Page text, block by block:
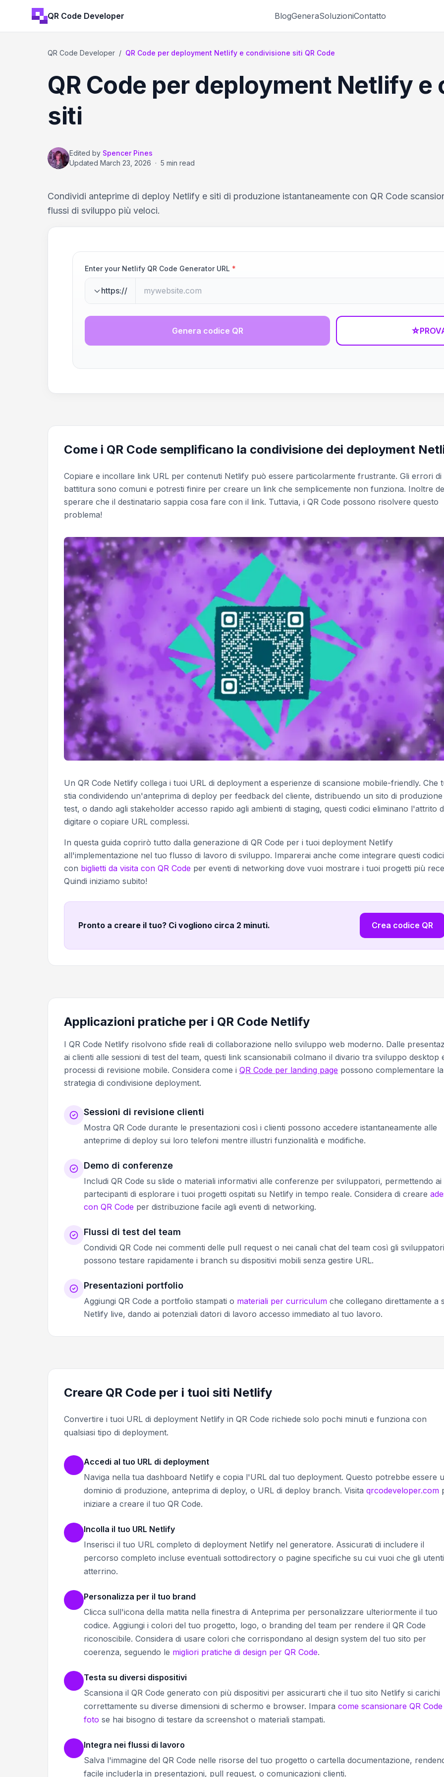
QR Code Developer BlogGeneraSoluzioniContatto
QR Code Developer / QR Code per deployment Netlify e condivisione siti QR Code
QR Code per deployment Netlify
siti
Edited by Spencer Pines
Updated March 23, 2026 · 5 min read
Condividi anteprime di deploy Netlify e siti di produzione istantaneamente con QR Code
flussi di sviluppo più veloci.
Enter your Netlify QR Code Generator URL *
https://
Genera codice QR ☆
Come i QR Code semplificano la condivisione dei deployment
Copiare e incollare link URL per contenuti Netlify può essere particolarmente frustrante. Gli errori di
battitura sono comuni e potresti finire per creare un link che semplicemente non funziona. Inoltre
sperare che il destinatario sappia cosa fare con il link. Tuttavia, i QR Code possono risolvere questo
problema!
Un QR Code Netlify collega i tuoi URL di deployment a esperienze di scansione mobile-friendly. Che
stia condividendo un'anteprima di deploy per feedback del cliente, distribuendo un sito di
test, o dando agli stakeholder accesso rapido agli ambienti di staging, questi codici eliminano l'attrito
digitare o copiare URL complessi.
In questa guida coprirò tutto dalla generazione di QR Code per i tuoi deployment Netlify
all'implementazione nel tuo flusso di lavoro di sviluppo. Imparerai anche come integrare questi codici
con biglietti da visita con QR Code per eventi di networking dove vuoi mostrare i tuoi progetti più
Quindi iniziamo subito!
Pronto a creare il tuo? Ci vogliono circa 2 minuti. Crea codice QR
Applicazioni pratiche per i QR Code Netlify
I QR Code Netlify risolvono sfide reali di collaborazione nello sviluppo web moderno. Dalle
ai clienti alle sessioni di test del team, questi link scansionabili colmano il divario tra sviluppo desktop
processi di revisione mobile. Considera come i QR Code per landing page possono complementare
strategia di condivisione deployment.
Sessioni di revisione clienti
Mostra QR Code durante le presentazioni così i clienti possono accedere istantaneamente alle
anteprime di deploy sui loro telefoni mentre illustri funzionalità e modifiche.
Demo di conferenze
Includi QR Code su slide o materiali informativi alle conferenze per sviluppatori, permettendo ai
partecipanti di esplorare i tuoi progetti ospitati su Netlify in tempo reale. Considera di creare
con QR Code per distribuzione facile agli eventi di networking.
Flussi di test del team
Condividi QR Code nei commenti delle pull request o nei canali chat del team così gli sviluppatori
possono testare rapidamente i branch su dispositivi mobili senza gestire URL.
Presentazioni portfolio
Aggiungi QR Code a portfolio stampati o materiali per curriculum che collegano direttamente a
Netlify live, dando ai potenziali datori di lavoro accesso immediato al tuo lavoro.
Creare QR Code per i tuoi siti Netlify
Convertire i tuoi URL di deployment Netlify in QR Code richiede solo pochi minuti e funziona con
qualsiasi tipo di deployment.
Accedi al tuo URL di deployment
Naviga nella tua dashboard Netlify e copia l'URL dal tuo deployment. Questo potrebbe essere
dominio di produzione, anteprima di deploy, o URL di deploy branch. Visita qrcodeveloper.com
iniziare a creare il tuo QR Code.
Incolla il tuo URL Netlify
Inserisci il tuo URL completo di deployment Netlify nel generatore. Assicurati di includere il
percorso completo incluse eventuali sottodirectory o pagine specifiche su cui vuoi che gli utenti
atterrino.
Personalizza per il tuo brand
Clicca sull'icona della matita nella finestra di Anteprima per personalizzare ulteriormente il tuo
codice. Aggiungi i colori del tuo progetto, logo, o branding del team per rendere il QR Code
riconoscibile. Considera di usare colori che corrispondano al design system del tuo sito per
coerenza, seguendo le migliori pratiche di design per QR Code.
Testa su diversi dispositivi
Scansiona il QR Code generato con più dispositivi per assicurarti che il tuo sito Netlify si carichi
correttamente su diverse dimensioni di schermo e browser. Impara come scansionare QR
foto se hai bisogno di testare da screenshot o materiali stampati.
Integra nei flussi di lavoro
Salva l'immagine del QR Code nelle risorse del tuo progetto o cartella documentazione,
facile includerla in presentazioni, pull request, o comunicazioni clienti.